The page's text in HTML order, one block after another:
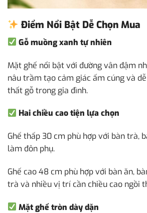
Điểm Nổi Bật Dễ Chọn Mua
Gỗ muồng xanh tự nhiên
Mặt ghế nổi bật với đường vân đậm
nâu trầm tạo cảm giác ấm cúng và
thất gỗ trong gia đình.
Hai chiều cao tiện lựa chọn
Ghế thấp 30 cm phù hợp với bàn trà,
làm đôn phụ.
Ghế cao 48 cm phù hợp với bàn ăn,
trà và nhiều vị trí cần chiều cao ngồi
Mặt ghế tròn dày dặn